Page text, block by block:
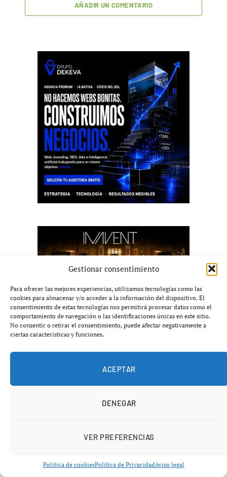
Gestionar consentimiento
Para ofrecer las mejores experiencias, utilizamos tecnologías como las
cookies para almacenar y/o acceder a la información del dispositivo. El
consentimiento de estas tecnologías nos permitirá procesar datos como el
comportamiento de navegación o las identificaciones únicas en este sitio.
No consentir o retirar el consentimiento, puede afectar negativamente a
ciertas características y funciones.
ACEPTAR
DENEGAR
VER PREFERENCIAS
Política de cookiesPolítica de PrivacidadAviso legal
AÑADIR UN COMENTARIO